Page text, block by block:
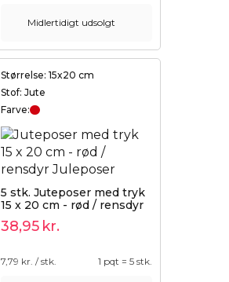
Midlertidigt udsolgt
Størrelse: 15x20 cm
Stof: Jute
Farve:
5 stk. Juteposer med tryk
15 x 20 cm - rød / rensdyr
38,95 kr.
7,79 kr. / stk. 1 pqt = 5 stk.